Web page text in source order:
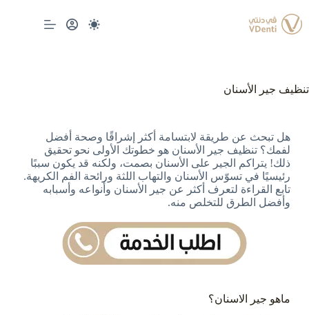
تنظيف جير الأسنان
هل تبحث عن طريقة لابتسامة أكثر إشراقًا وصحة أفضل
لفمك؟ تنظيف جير الأسنان هو خطوتك الأولى نحو تحقيق
ذلك! يتراكم الجير على الأسنان بصمت، ولكنه قد يكون سببًا
رئيسيًا في تسوّس الأسنان والتهاب اللثة ورائحة الفم الكريهة.
تابع القراءة لتعرف أكثر عن جير الأسنان وأنواعه وأسبابه
وأفضل الطرق للتخلص منه.
ماهو جير الاسنان؟